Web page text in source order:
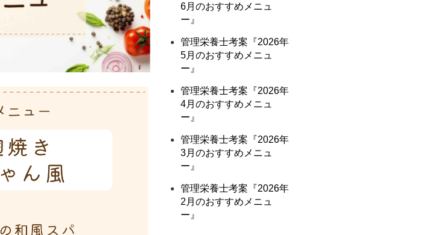
6月のおすすめメニュ
ー』
管理栄養士考案『2026年
5月のおすすめメニュ
ー』
管理栄養士考案『2026年
4月のおすすめメニュ
ー』
管理栄養士考案『2026年
3月のおすすめメニュ
ー』
管理栄養士考案『2026年
2月のおすすめメニュ
ー』